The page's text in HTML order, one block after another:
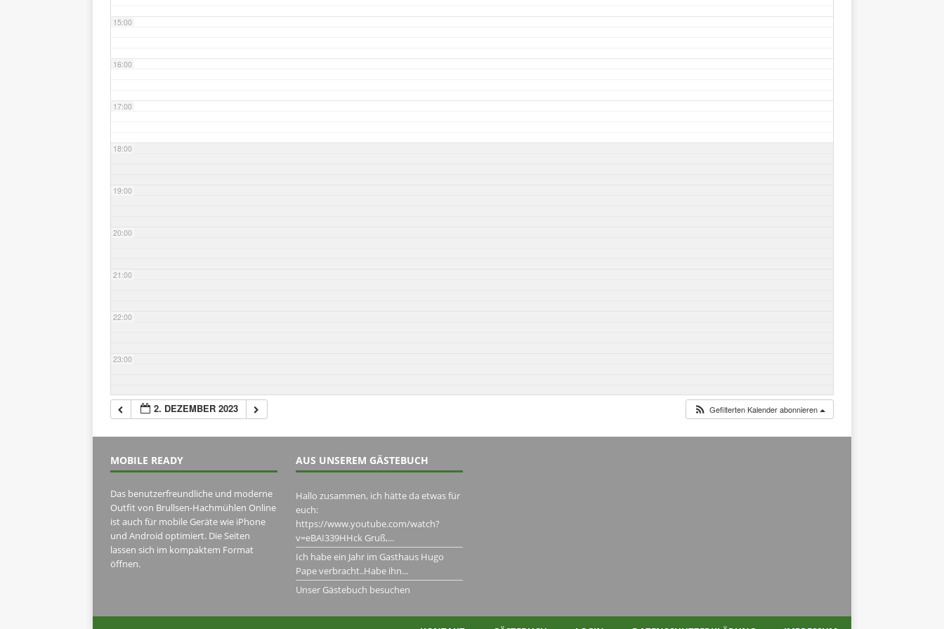
15:00
16:00
17:00
18:00
19:00
20:00
21:00
22:00
23:00
2. DEZEMBER 2023 Gefilterten Kalender abonnieren
MOBILE READY
Das benutzerfreundliche und moderne
Outfit von Brullsen-Hachmühlen Online
ist auch für mobile Geräte wie iPhone
und Android optimiert. Die Seiten
lassen sich im kompaktem Format
öffnen.
AUS UNSEREM GÄSTEBUCH
Hallo zusammen, ich hätte da etwas für
euch:
https://www.youtube.com/watch?
v=eBAI339HHck Gruß,...
Ich habe ein Jahr im Gasthaus Hugo
Pape verbracht..Habe ihn...
Unser Gästebuch besuchen